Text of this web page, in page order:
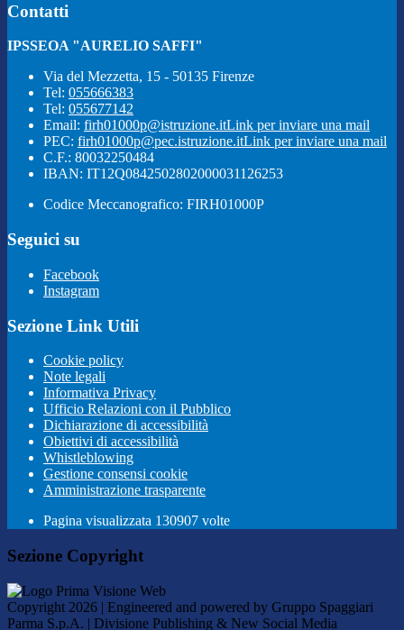
Contatti
IPSSEOA "AURELIO SAFFI"
Via del Mezzetta, 15 - 50135 Firenze
Tel: 055666383
Tel: 055677142
Email: firh01000p@istruzione.itLink per inviare una mail
PEC: firh01000p@pec.istruzione.itLink per inviare una mail
C.F.: 80032250484
IBAN: IT12Q0842502802000031126253
Codice Meccanografico: FIRH01000P
Seguici su
Facebook
Instagram
Sezione Link Utili
Cookie policy
Note legali
Informativa Privacy
Ufficio Relazioni con il Pubblico
Dichiarazione di accessibilità
Obiettivi di accessibilità
Whistleblowing
Gestione consensi cookie
Amministrazione trasparente
Pagina visualizzata 130907 volte
Sezione Copyright
Copyright 2026 | Engineered and powered by Gruppo Spaggiari
Parma S.p.A. | Divisione Publishing & New Social Media